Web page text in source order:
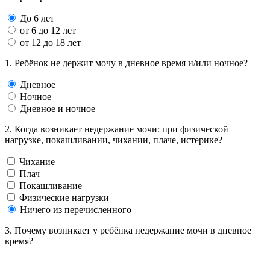
До 6 лет
от 6 до 12 лет
от 12 до 18 лет
1. Ребёнок не держит мочу в дневное время и/или ночное?
Дневное
Ночное
Дневное и ночное
2. Когда возникает недержание мочи: при физической
нагрузке, покашливании, чихании, плаче, истерике?
Чихание
Плач
Покашливание
Физические нагрузки
Ничего из перечисленного
3. Почему возникает у ребёнка недержание мочи в дневное
время?